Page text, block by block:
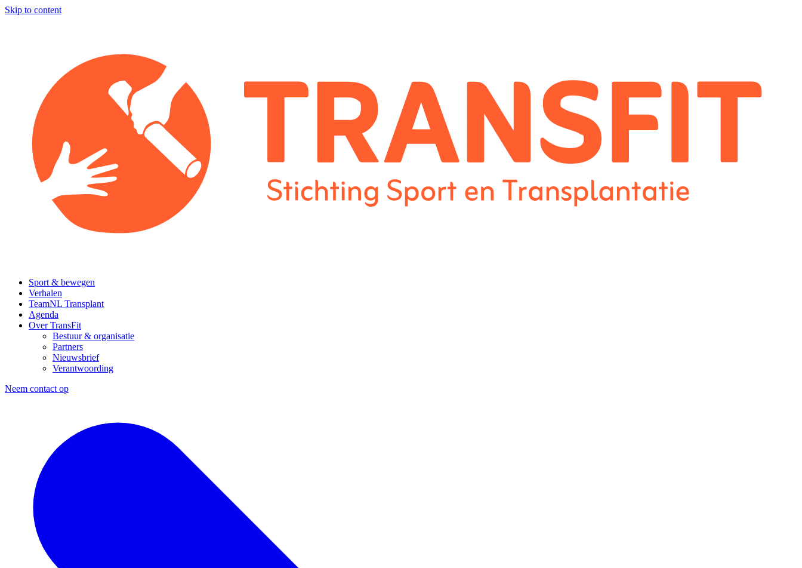
Skip to content
Sport & bewegen
Verhalen
TeamNL Transplant
Agenda
Over TransFit
Bestuur & organisatie
Partners
Nieuwsbrief
Verantwoording
Neem contact op